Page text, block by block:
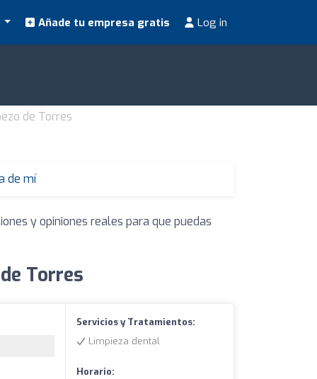
Añade tu empresa gratis Log in
de Torres
de mí
y opiniones reales para que puedas
Torres
Servicios y Tratamientos:
Limpieza dental
Horario: